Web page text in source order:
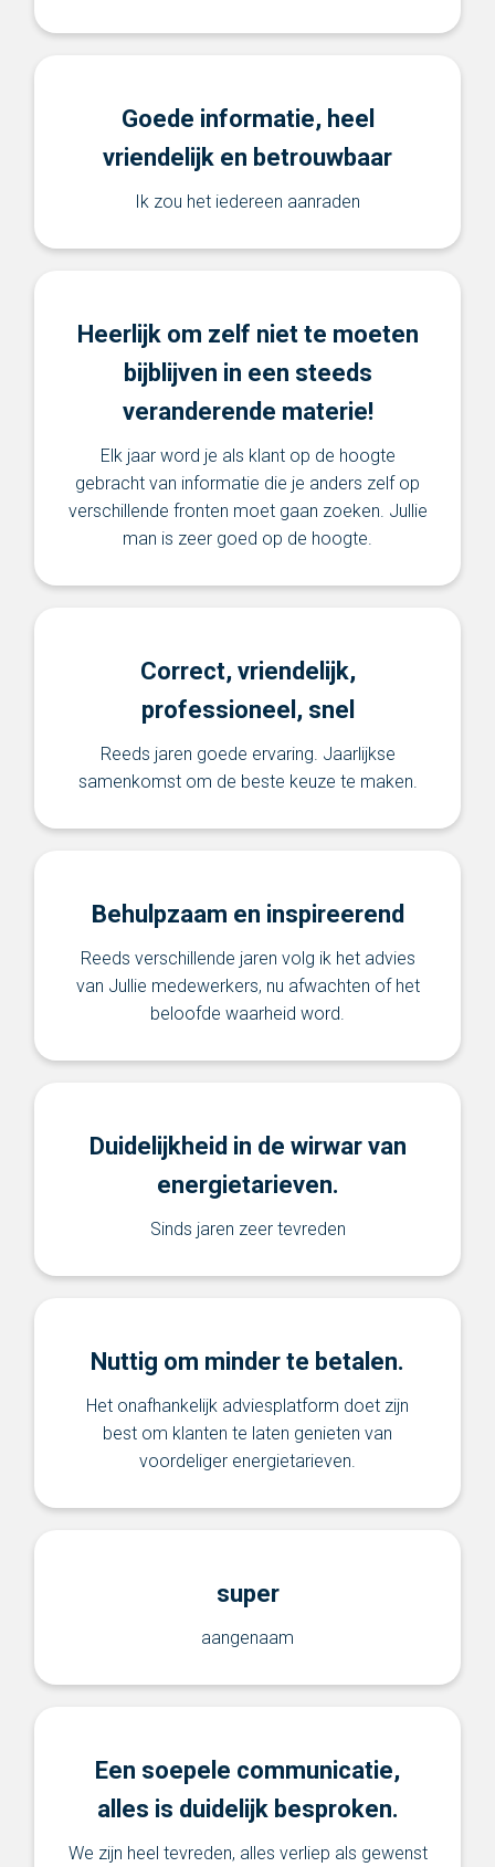
Goede informatie, heel
vriendelijk en betrouwbaar
Ik zou het iedereen aanraden
Heerlijk om zelf niet te moeten
bijblijven in een steeds
veranderende materie!
Elk jaar word je als klant op de hoogte
gebracht van informatie die je anders zelf op
verschillende fronten moet gaan zoeken. Jullie
man is zeer goed op de hoogte.
Correct, vriendelijk,
professioneel, snel
Reeds jaren goede ervaring. Jaarlijkse
samenkomst om de beste keuze te maken.
Behulpzaam en inspireerend
Reeds verschillende jaren volg ik het advies
van Jullie medewerkers, nu afwachten of het
beloofde waarheid word.
Duidelijkheid in de wirwar van
energietarieven.
Sinds jaren zeer tevreden
Nuttig om minder te betalen.
Het onafhankelijk adviesplatform doet zijn
best om klanten te laten genieten van
voordeliger energietarieven.
super
aangenaam
Een soepele communicatie,
alles is duidelijk besproken.
We zijn heel tevreden, alles verliep als gewenst